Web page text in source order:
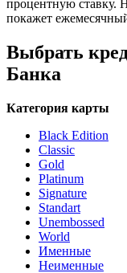
процентную ставку.
покажет
Выбрать
Банка
Категория карты
Black Edition
Classic
Gold
Platinum
Signature
Standart
Unembossed
World
Именные
Неименные